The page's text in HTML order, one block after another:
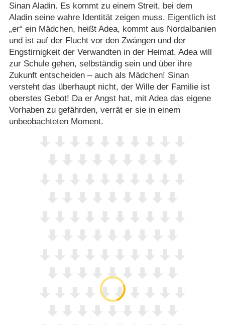
Sinan Aladin. Es kommt zu einem Streit, bei dem
Aladin seine wahre Identität zeigen muss. Eigentlich ist
„er“ ein Mädchen, heißt Adea, kommt aus Nordalbanien
und ist auf der Flucht vor den Zwängen und der
Engstirnigkeit der Verwandten in der Heimat. Adea will
zur Schule gehen, selbständig sein und über ihre
Zukunft entscheiden – auch als Mädchen! Sinan
versteht das überhaupt nicht, der Wille der Familie ist
oberstes Gebot! Da er Angst hat, mit Adea das eigene
Vorhaben zu gefährden, verrät er sie in einem
unbeobachteten Moment.